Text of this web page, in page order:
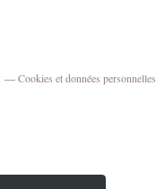
Cookies et données personnelles